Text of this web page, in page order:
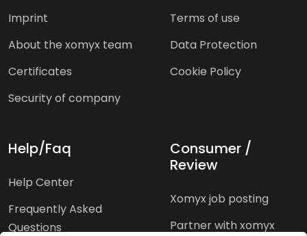
Imprint
About the xomyx team
Certificates
Security of company
Terms of use
Data Protection
Cookie Policy
Help/Faq
Help Center
Frequently Asked
Questions
Consumer /
Review
Xomyx job posting
Partner with xomyx